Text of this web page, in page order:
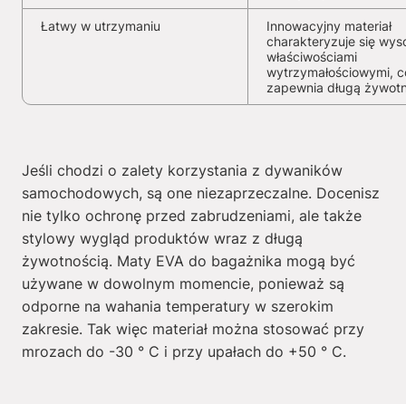
Łatwy w utrzymaniu
Innowacyjny materiał
charakteryzuje się
właściwościami
wytrzymałościowymi,
zapewnia długą
Jeśli chodzi o zalety korzystania z dywaników
samochodowych, są one niezaprzeczalne. Docenisz
nie tylko ochronę przed zabrudzeniami, ale także
stylowy wygląd produktów wraz z długą
żywotnością. Maty EVA do bagażnika mogą być
używane w dowolnym momencie, ponieważ są
odporne na wahania temperatury w szerokim
zakresie. Tak więc materiał można stosować przy
mrozach do -30 ° C i przy upałach do +50 ° C.